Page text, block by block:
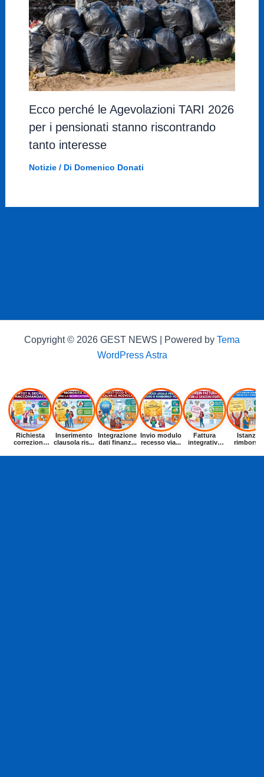
Ecco perché le Agevolazioni TARI 2026
per i pensionati stanno riscontrando
tanto interesse
Notizie/ Di Domenico Donati
Copyright © 2026 GEST NEWS | Powered by Tema
WordPress Astra
Richiesta
correzione
Inserimento
clausola ris...
Integrazione
dati finanz...
Invio modulo
recesso via...
Fattura
integrativa
Istanza
rimborso